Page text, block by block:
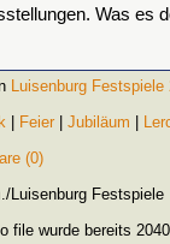
Was es
Luisenburg Festspiele
Feier Jubiläum
(0)
Luisenburg Festspiele
file wurde bereits